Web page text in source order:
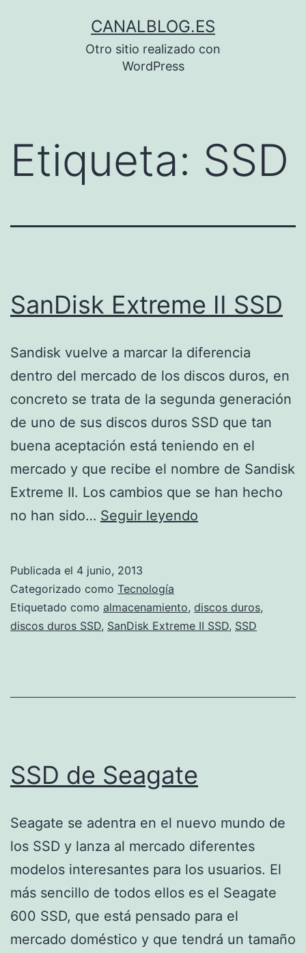
CANALBLOG.ES
Otro sitio realizado con
WordPress
Etiqueta: SSD
SanDisk Extreme II SSD
Sandisk vuelve a marcar la diferencia
dentro del mercado de los discos duros, en
concreto se trata de la segunda generación
de uno de sus discos duros SSD que tan
buena aceptación está teniendo en el
mercado y que recibe el nombre de Sandisk
Extreme II. Los cambios que se han hecho
no han sido… Seguir leyendo
Publicada el 4 junio, 2013
Categorizado como Tecnología
Etiquetado como almacenamiento, discos duros,
discos duros SSD, SanDisk Extreme II SSD, SSD
SSD de Seagate
Seagate se adentra en el nuevo mundo de
los SSD y lanza al mercado diferentes
modelos interesantes para los usuarios. El
más sencillo de todos ellos es el Seagate
600 SSD, que está pensado para el
mercado doméstico y que tendrá un tamaño